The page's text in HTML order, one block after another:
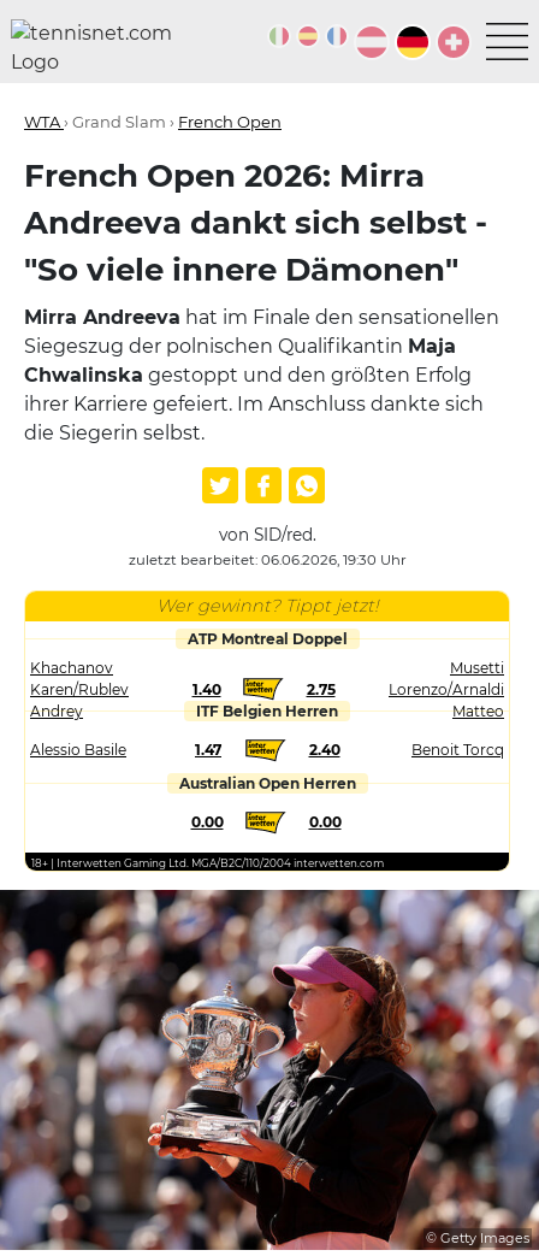
WTA› Grand Slam › French Open
French Open 2026: Mirra
Andreeva dankt sich selbst -
"So viele innere Dämonen"
Mirra Andreeva hat im Finale den sensationellen
Siegeszug der polnischen Qualifikantin Maja
Chwalinska gestoppt und den größten Erfolg
ihrer Karriere gefeiert. Im Anschluss dankte sich
die Siegerin selbst.
von SID/red.
zuletzt bearbeitet: 06.06.2026, 19:30 Uhr
Wer gewinnt? Tippt jetzt!
ATP Montreal Doppel
Khachanov
Karen/Rublev
Andrey
1.40 2.75
Musetti
Lorenzo/Arnaldi
Matteo
ITF Belgien Herren
Alessio Basile 1.47 2.40
Benoit Torcq
Australian Open Herren
0.00 0.00
18+ | Interwetten Gaming Ltd. MGA/B2C/110/2004 interwetten.com
© Getty Images